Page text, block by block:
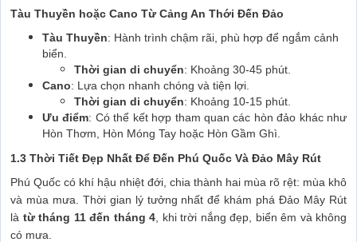
Tàu Thuyền hoặc Cano Từ Cảng An Thới Đến Đảo
Tàu Thuyền: Hành trình chậm rãi, phù hợp để ngắm cảnh
biển.
Thời gian di chuyển: Khoảng 30-45 phút.
Cano: Lựa chọn nhanh chóng và tiện lợi.
Thời gian di chuyển: Khoảng 10-15 phút.
Ưu điểm: Có thể kết hợp tham quan các hòn đảo khác như
Hòn Thơm, Hòn Móng Tay hoặc Hòn Gầm Ghì.
1.3 Thời Tiết Đẹp Nhất Để Đến Phú Quốc Và Đảo Mây Rút
Phú Quốc có khí hậu nhiệt đới, chia thành hai mùa rõ rệt: mùa khô
và mùa mưa. Thời gian lý tưởng nhất để khám phá Đảo Mây Rút
là từ tháng 11 đến tháng 4 , khi trời nắng đẹp, biển êm và không
có mưa.